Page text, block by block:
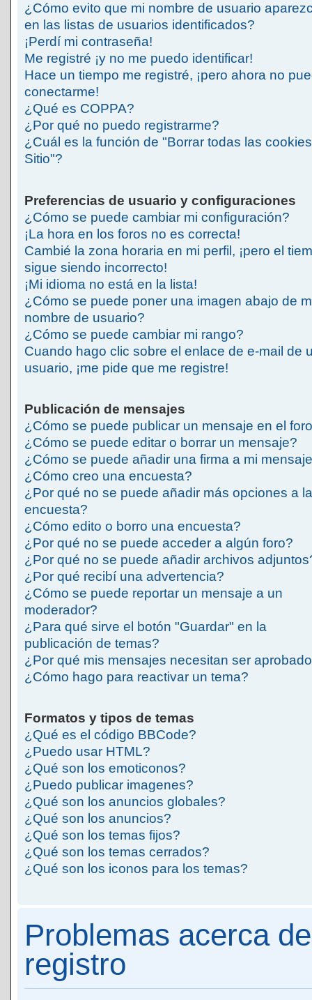
¿Cómo evito que mi nombre de usuario
en las listas de usuarios identificados?
¡Perdí mi contraseña!
Me registré ¡y no me puedo identificar!
Hace un tiempo me registré, ¡pero ahora no
conectarme!
¿Qué es COPPA?
¿Por qué no puedo registrarme?
¿Cuál es la función de "Borrar todas las
Sitio"?
Preferencias de usuario y configuraciones
¿Cómo se puede cambiar mi configuración?
¡La hora en los foros no es correcta!
Cambié la zona horaria en mi perfil, ¡pero el
sigue siendo incorrecto!
¡Mi idioma no está en la lista!
¿Cómo se puede poner una imagen abajo de
nombre de usuario?
¿Cómo se puede cambiar mi rango?
Cuando hago clic sobre el enlace de e-mail de
usuario, ¡me pide que me registre!
Publicación de mensajes
¿Cómo se puede publicar un mensaje en el
¿Cómo se puede editar o borrar un mensaje?
¿Cómo se puede añadir una firma a mi
¿Cómo creo una encuesta?
¿Por qué no se puede añadir más opciones a la
encuesta?
¿Cómo edito o borro una encuesta?
¿Por qué no se puede acceder a algún foro?
¿Por qué no se puede añadir archivos
¿Por qué recibí una advertencia?
¿Cómo se puede reportar un mensaje a un
moderador?
¿Para qué sirve el botón "Guardar" en la
publicación de temas?
¿Por qué mis mensajes necesitan ser
¿Cómo hago para reactivar un tema?
Formatos y tipos de temas
¿Qué es el código BBCode?
¿Puedo usar HTML?
¿Qué son los emoticonos?
¿Puedo publicar imagenes?
¿Qué son los anuncios globales?
¿Qué son los anuncios?
¿Qué son los temas fijos?
¿Qué son los temas cerrados?
¿Qué son los iconos para los temas?
Problemas acerca
registro